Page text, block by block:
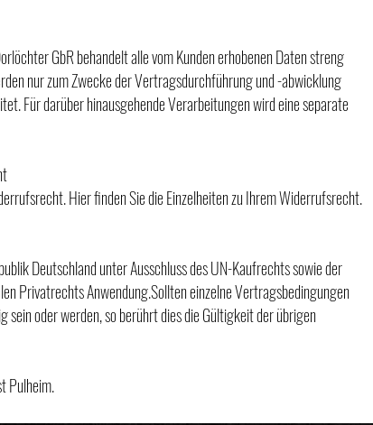
GbR behandelt alle vom Kunden erhobenen Daten streng
nur zum Zwecke der Vertragsdurchführung und -abwicklung
Für darüber hinausgehende Verarbeitungen wird eine separate
Hier finden Sie die Einzelheiten zu Ihrem Widerrufsrecht.
Deutschland unter Ausschluss des UN-Kaufrechts sowie der
Privatrechts Anwendung.Sollten einzelne Vertragsbedingungen
sein oder werden, so berührt dies die Gültigkeit der übrigen
Pulheim.